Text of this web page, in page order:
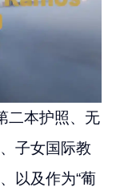
二本护照、无
子女国际教
以及作为“葡